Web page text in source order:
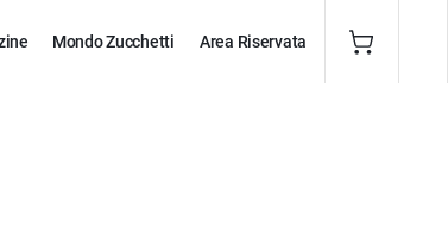
Mondo Zucchetti Area Riservata